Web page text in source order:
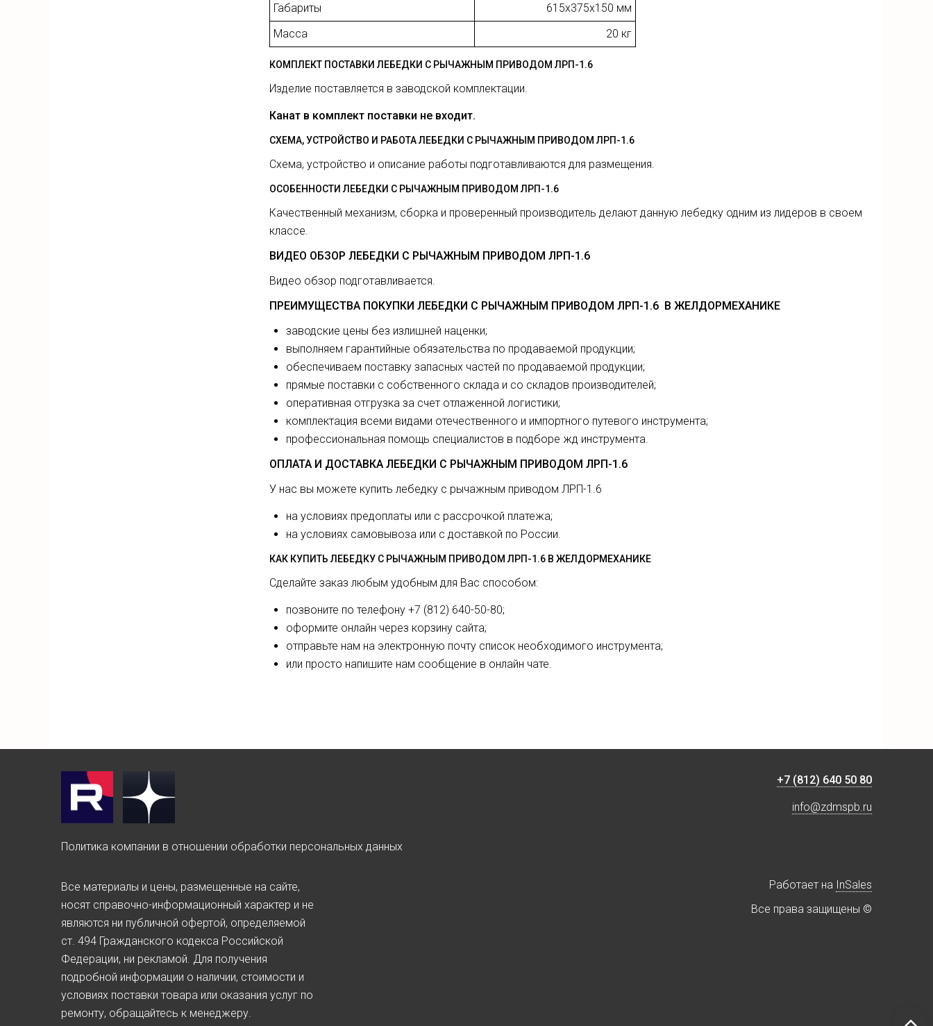
Габариты
615x375x150 мм
Масса
20 кг
КОМПЛЕКТ ПОСТАВКИ ЛЕБЕДКИ С РЫЧАЖНЫМ ПРИВОДОМ ЛРП-1.6
Изделие поставляется в заводской комплектации.
Канат в комплект поставки не входит.
СХЕМА, УСТРОЙСТВО И РАБОТА ЛЕБЕДКИ С РЫЧАЖНЫМ ПРИВОДОМ ЛРП-1.6
Схема, устройство и описание работы подготавливаются для размещения.
ОСОБЕННОСТИ ЛЕБЕДКИ С РЫЧАЖНЫМ ПРИВОДОМ ЛРП-1.6
Качественный механизм, сборка и проверенный производитель делают данную лебедку одним из лидеров в своем
классе.
ВИДЕО ОБЗОР ЛЕБЕДКИ С РЫЧАЖНЫМ ПРИВОДОМ ЛРП-1.6
Видео обзор подготавливается.
ПРЕИМУЩЕСТВА ПОКУПКИ ЛЕБЕДКИ С РЫЧАЖНЫМ ПРИВОДОМ ЛРП-1.6 В ЖЕЛДОРМЕХАНИКЕ
заводские цены без излишней наценки;
выполняем гарантийные обязательства по продаваемой продукции;
обеспечиваем поставку запасных частей по продаваемой продукции;
прямые поставки с собственного склада и со складов производителей;
оперативная отгрузка за счет отлаженной логистики;
комплектация всеми видами отечественного и импортного путевого инструмента;
профессиональная помощь специалистов в подборе жд инструмента.
ОПЛАТА И ДОСТАВКА ЛЕБЕДКИ С РЫЧАЖНЫМ ПРИВОДОМ ЛРП-1.6
У нас вы можете купить лебедку с рычажным приводом ЛРП-1.6
на условиях предоплаты или с рассрочкой платежа;
на условиях самовывоза или с доставкой по России.
КАК КУПИТЬ ЛЕБЕДКУ С РЫЧАЖНЫМ ПРИВОДОМ ЛРП-1.6 В ЖЕЛДОРМЕХАНИКЕ
Сделайте заказ любым удобным для Вас способом:
позвоните по телефону +7 (812) 640-50-80;
оформите онлайн через корзину сайта;
отправьте нам на электронную почту список необходимого инструмента;
или просто напишите нам сообщение в онлайн чате.
+7 (812) 640 50 80
info@zdmspb.ru
Политика компании в отношении обработки персональных данных
Все материалы и цены, размещенные на сайте,
носят справочно-информационный характер и не
являются ни публичной офертой, определяемой
ст. 494 Гражданского кодекса Российской
Федерации, ни рекламой. Для получения
подробной информации о наличии, стоимости и
условиях поставки товара или оказания услуг по
ремонту, обращайтесь к менеджеру.
Работает на InSales
Все права защищены ©